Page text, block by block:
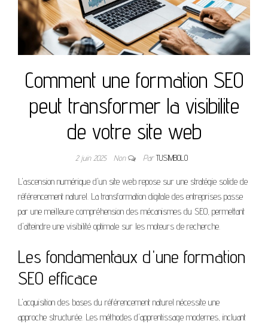
Comment une formation SEO
peut transformer la visibilite
de votre site web
2 juin 2025 Non ParTUSIMBOLO
L'ascension numérique d'un site web repose sur une stratégie solide de
référencement naturel. La transformation digitale des entreprises passe
par une meilleure compréhension des mécanismes du SEO, permettant
d'atteindre une visibilité optimale sur les moteurs de recherche.
Les fondamentaux d'une formation
SEO efficace
L'acquisition des bases du référencement naturel nécessite une
approche structurée. Les méthodes d'apprentissage modernes, incluant